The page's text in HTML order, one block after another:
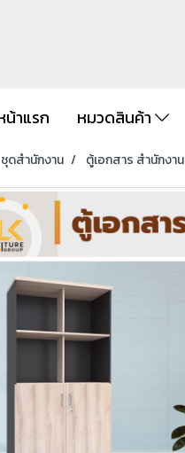
น้าแรก หมวดสินค้า
ชุดสำนักงาน ตู้เอกสาร สำนักงาน